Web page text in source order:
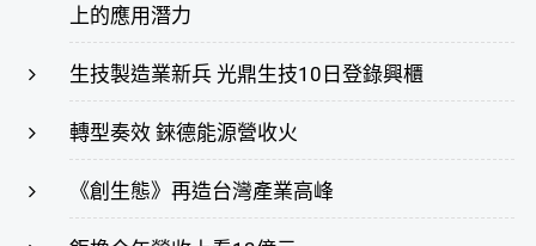
上的應用潛力
生技製造業新兵 光鼎生技10日登錄興櫃
轉型奏效 錸德能源營收火
《創生態》再造台灣產業高峰